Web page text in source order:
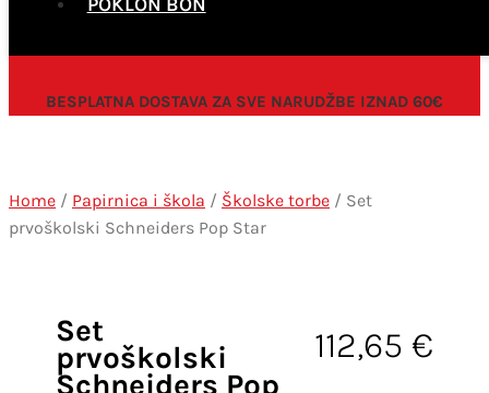
BESPLATNA DOSTAVA ZA SVE NARUDŽBE IZNAD 60€
Home / Papirnica i škola / Školske torbe / Set
prvoškolski Schneiders Pop Star
Set
prvoškolski
Schneiders Pop
112,65 €